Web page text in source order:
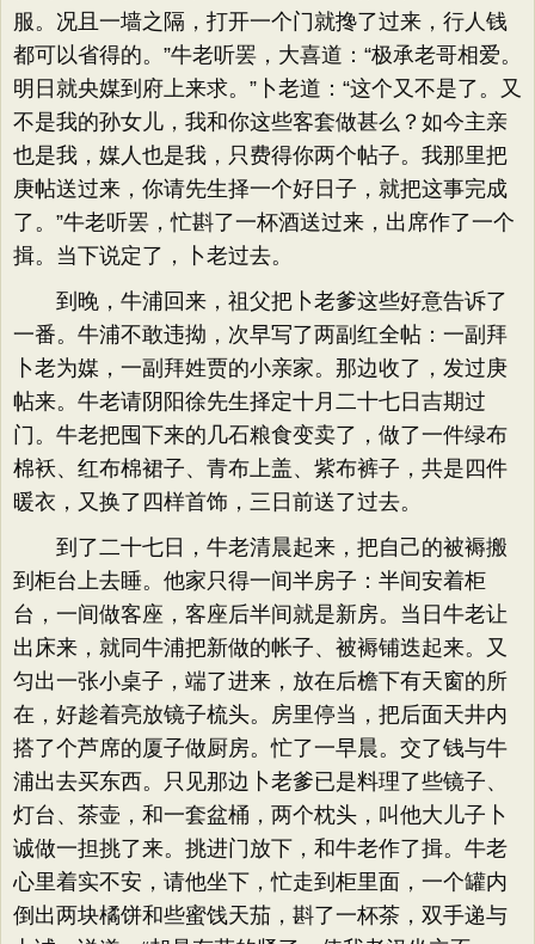
服。况且一墙之隔，打开一个门就搀了过来，行人钱
都可以省得的。”牛老听罢，大喜道：“极承老哥相爱。
明日就央媒到府上来求。”卜老道：“这个又不是了。又
不是我的孙女儿，我和你这些客套做甚么？如今主亲
也是我，媒人也是我，只费得你两个帖子。我那里把
庚帖送过来，你请先生择一个好日子，就把这事完成
了。”牛老听罢，忙斟了一杯酒送过来，出席作了一个
揖。当下说定了，卜老过去。
到晚，牛浦回来，祖父把卜老爹这些好意告诉了
一番。牛浦不敢违拗，次早写了两副红全帖：一副拜
卜老为媒，一副拜姓贾的小亲家。那边收了，发过庚
帖来。牛老请阴阳徐先生择定十月二十七日吉期过
门。牛老把囤下来的几石粮食变卖了，做了一件绿布
棉袄、红布棉裙子、青布上盖、紫布裤子，共是四件
暖衣，又换了四样首饰，三日前送了过去。
到了二十七日，牛老清晨起来，把自己的被褥搬
到柜台上去睡。他家只得一间半房子：半间安着柜
台，一间做客座，客座后半间就是新房。当日牛老让
出床来，就同牛浦把新做的帐子、被褥铺迭起来。又
匀出一张小桌子，端了进来，放在后檐下有天窗的所
在，好趁着亮放镜子梳头。房里停当，把后面天井内
搭了个芦席的厦子做厨房。忙了一早晨。交了钱与牛
浦出去买东西。只见那边卜老爹已是料理了些镜子、
灯台、茶壶，和一套盆桶，两个枕头，叫他大儿子卜
诚做一担挑了来。挑进门放下，和牛老作了揖。牛老
心里着实不安，请他坐下，忙走到柜里面，一个罐内
倒出两块橘饼和些蜜饯天茄，斟了一杯茶，双手递与